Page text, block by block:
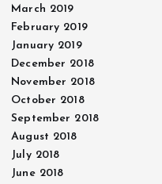
March 2019
February 2019
January 2019
December 2018
November 2018
October 2018
September 2018
August 2018
July 2018
June 2018